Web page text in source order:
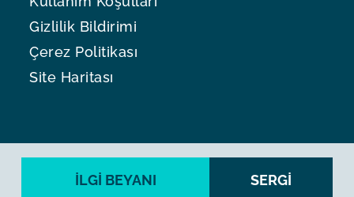
Gizlilik Bildirimi
Çerez Politikası
Site Haritası
İLGI BEYANI SERGİ